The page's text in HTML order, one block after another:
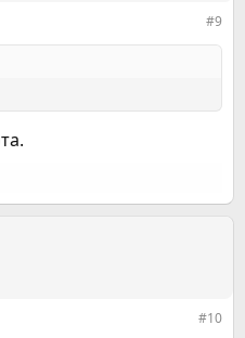
#9
#10